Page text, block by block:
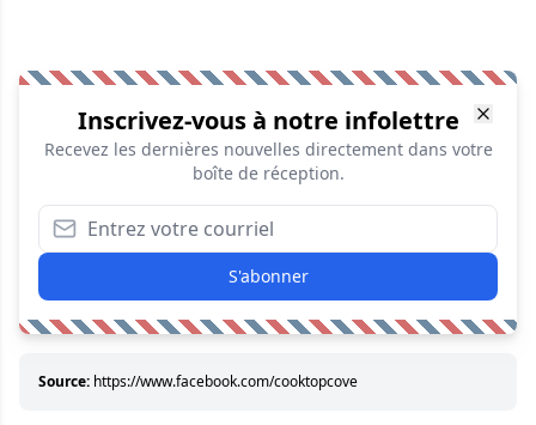
Inscrivez-vous à notre infolettre
Recevez les dernières nouvelles directement dans votre
boîte de réception.
S'abonner
Source: https://www.facebook.com/cooktopcove